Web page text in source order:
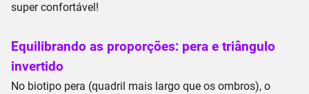
super confortável!
Equilibrando as proporções: pera e triângulo
invertido
No biotipo pera (quadril mais largo que os ombros), o